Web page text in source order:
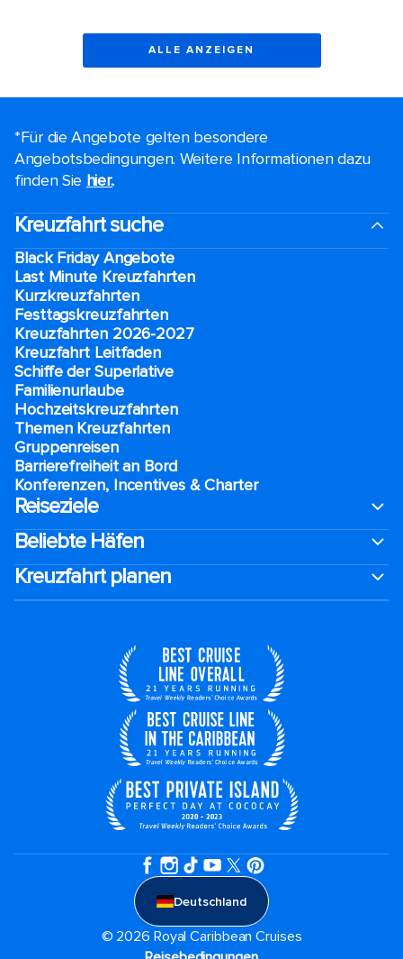
ALLE ANZEIGEN
*Für die Angebote gelten besondere
Angebotsbedingungen. Weitere Informationen dazu
finden Sie hier..
Kreuzfahrt suche
Black Friday Angebote
Last Minute Kreuzfahrten
Kurzkreuzfahrten​
Festtagskreuzfahrten​
Kreuzfahrten 2026-2027
Kreuzfahrt Leitfaden
Schiffe der Superlative
Familienurlaube​
Hochzeitskreuzfahrten
Themen Kreuzfahrten
Gruppenreisen
Barrierefreiheit an Bord​
Konferenzen, Incentives & Charter
Reiseziele
Beliebte Häfen
Kreuzfahrt planen
Deutschland
© 2026 Royal Caribbean Cruises